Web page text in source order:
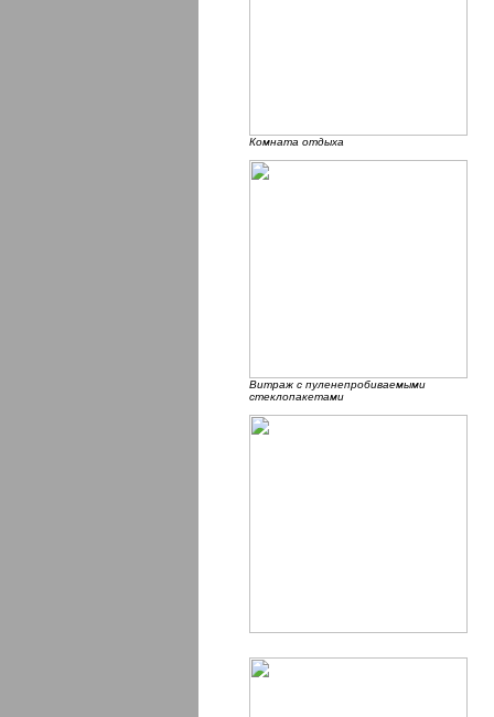
Комната отдыха
Витраж с пуленепробиваемыми
стеклопакетами